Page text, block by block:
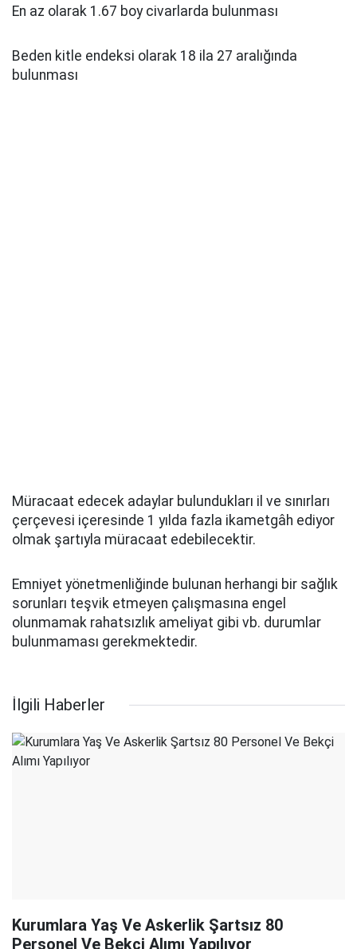
En az olarak 1.67 boy civarlarda bulunması
Beden kitle endeksi olarak 18 ila 27 aralığında
bulunması
Müracaat edecek adaylar bulundukları il ve sınırları
çerçevesi içeresinde 1 yılda fazla ikametgâh ediyor
olmak şartıyla müracaat edebilecektir.
Emniyet yönetmenliğinde bulunan herhangi bir sağlık
sorunları teşvik etmeyen çalışmasına engel
olunmamak rahatsızlık ameliyat gibi vb. durumlar
bulunmaması gerekmektedir.
İlgili Haberler
Kurumlara Yaş Ve Askerlik Şartsız 80
Personel Ve Bekçi Alımı Yapılıyor